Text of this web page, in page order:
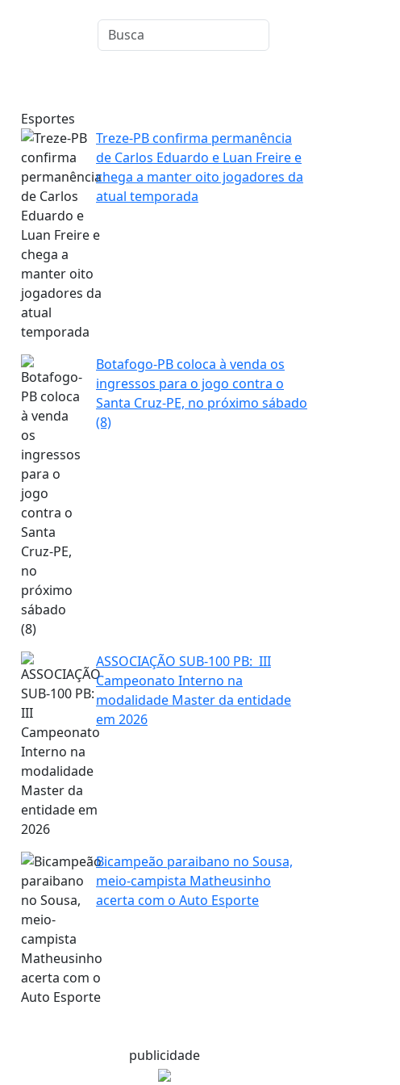
Esportes
Treze-PB confirma permanência
de Carlos Eduardo e Luan Freire e
chega a manter oito jogadores da
atual temporada
Botafogo-PB coloca à venda os
ingressos para o jogo contra o
Santa Cruz-PE, no próximo sábado
(8)
ASSOCIAÇÃO SUB-100 PB: III
Campeonato Interno na
modalidade Master da entidade
em 2026
Bicampeão paraibano no Sousa,
meio-campista Matheusinho
acerta com o Auto Esporte
publicidade